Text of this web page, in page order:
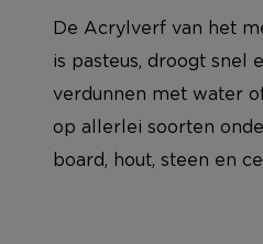
De Acrylverf van het
is pasteus, droogt snel
verdunnen met water
op allerlei soorten
board, hout, steen en